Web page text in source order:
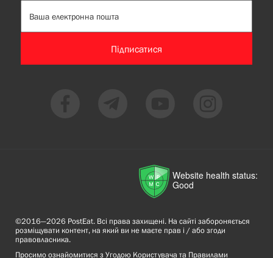
Підписатися
Website health status:
Good
©2016—2026 PostEat. Всі права захищені. На сайті забороняється
розміщувати контент, на який ви не маєте прав і / або згоди
правовласника.
Просимо ознайомитися з Угодою Користувача та Правилами